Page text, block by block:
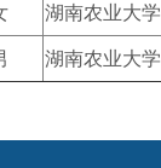
湖南农业大学
湖南农业大学